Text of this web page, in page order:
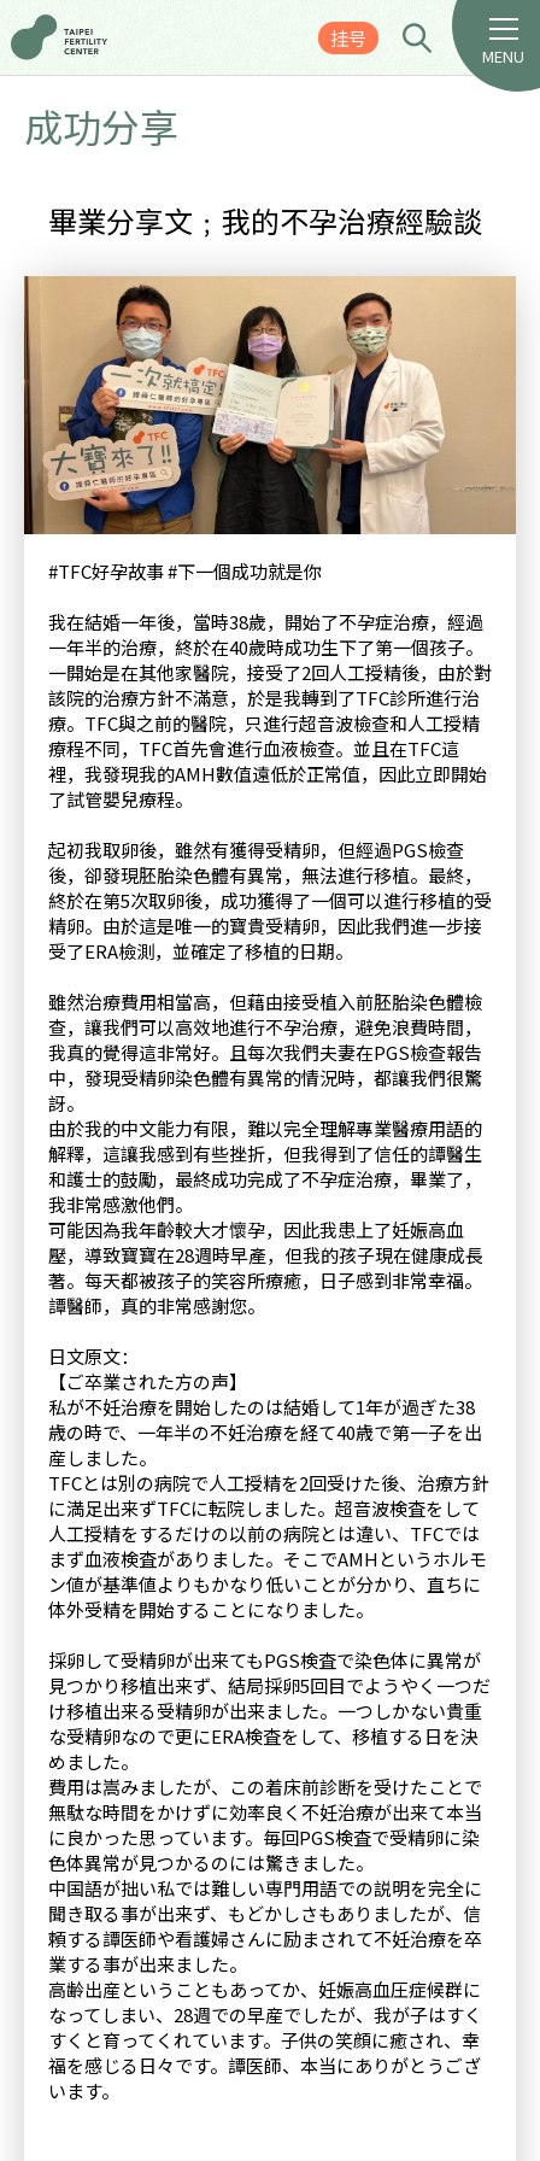
挂号
MENU
成功分享
畢業分享文﹔我的不孕治療經驗談
#TFC好孕故事 #下一個成功就是你
我在結婚一年後，當時38歲，開始了不孕症治療，經過
一年半的治療，終於在40歲時成功生下了第一個孩子。
一開始是在其他家醫院，接受了2回人工授精後，由於對
該院的治療方針不滿意，於是我轉到了TFC診所進行治
療。TFC與之前的醫院，只進行超音波檢查和人工授精
療程不同，TFC首先會進行血液檢查。並且在TFC這
裡，我發現我的AMH數值遠低於正常值，因此立即開始
了試管嬰兒療程。
起初我取卵後，雖然有獲得受精卵，但經過PGS檢查
後，卻發現胚胎染色體有異常，無法進行移植。最終，
終於在第5次取卵後，成功獲得了一個可以進行移植的受
精卵。由於這是唯一的寶貴受精卵，因此我們進一步接
受了ERA檢測，並確定了移植的日期。
雖然治療費用相當高，但藉由接受植入前胚胎染色體檢
查，讓我們可以高效地進行不孕治療，避免浪費時間，
我真的覺得這非常好。且每次我們夫妻在PGS檢查報告
中，發現受精卵染色體有異常的情況時，都讓我們很驚
訝。
由於我的中文能力有限，難以完全理解專業醫療用語的
解釋，這讓我感到有些挫折，但我得到了信任的譚醫生
和護士的鼓勵，最終成功完成了不孕症治療，畢業了，
我非常感激他們。
可能因為我年齡較大才懷孕，因此我患上了妊娠高血
壓，導致寶寶在28週時早產，但我的孩子現在健康成長
著。每天都被孩子的笑容所療癒，日子感到非常幸福。
譚醫師，真的非常感謝您。
日文原文：
【ご卒業された方の声】
私が不妊治療を開始したのは結婚して1年が過ぎた38
歳の時で、一年半の不妊治療を経て40歳で第一子を出
産しました。
TFCとは別の病院で人工授精を2回受けた後、治療方針
に満足出来ずTFCに転院しました。超音波検査をして
人工授精をするだけの以前の病院とは違い、TFCでは
まず血液検査がありました。そこでAMHというホルモ
ン値が基準値よりもかなり低いことが分かり、直ちに
体外受精を開始することになりました。
採卵して受精卵が出来てもPGS検査で染色体に異常が
見つかり移植出来ず、結局採卵5回目でようやく一つだ
け移植出来る受精卵が出来ました。一つしかない貴重
な受精卵なので更にERA検査をして、移植する日を決
めました。
費用は嵩みましたが、この着床前診断を受けたことで
無駄な時間をかけずに効率良く不妊治療が出来て本当
に良かった思っています。毎回PGS検査で受精卵に染
色体異常が見つかるのには驚きました。
中国語が拙い私では難しい専門用語での説明を完全に
聞き取る事が出来ず、もどかしさもありましたが、信
頼する譚医師や看護婦さんに励まされて不妊治療を卒
業する事が出来ました。
高齢出産ということもあってか、妊娠高血圧症候群に
なってしまい、28週での早産でしたが、我が子はすく
すくと育ってくれています。子供の笑顔に癒され、幸
福を感じる日々です。譚医師、本当にありがとうござ
います。